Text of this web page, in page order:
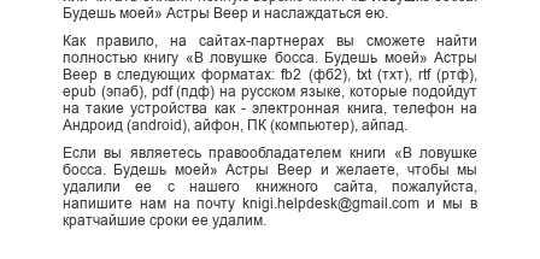
Будешь моей» Астры Веер и наслаждаться ею.
Как правило, на сайтах-партнерах вы сможете найти
полностью книгу «В ловушке босса. Будешь моей» Астры
Веер в следующих форматах: fb2 (фб2), txt (тхт), rtf (ртф),
epub (эпаб), pdf (пдф) на русском языке, которые подойдут
на такие устройства как - электронная книга, телефон на
Андроид (android), айфон, ПК (компьютер), айпад.
Если вы являетесь правообладателем книги «В ловушке
босса. Будешь моей» Астры Веер и желаете, чтобы мы
удалили ее с нашего книжного сайта, пожалуйста,
напишите нам на почту knigi.helpdesk@gmail.com и мы в
кратчайшие сроки ее удалим.